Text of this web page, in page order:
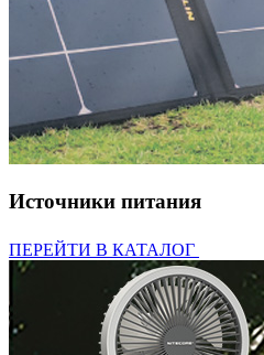
Источники питания
ПЕРЕЙТИ В КАТАЛОГ